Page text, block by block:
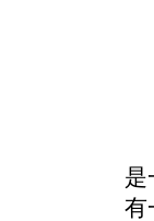
是
有